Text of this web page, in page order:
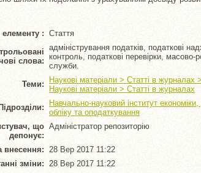
елементу : Стаття
слова:
адміністрування податків, податкові
контроль, податкові перевірки,
служби.
Теми:
Наукові матеріали > Статті в журналах
Наукові матеріали > Статті в журналах
Підрозділи:
Навчально-науковий інститут
обліку та оподаткування
що
депонує:
Адміністратор репозиторію
внесення:
28 Вер 2017 11:22
зміни:
28 Вер 2017 11:22